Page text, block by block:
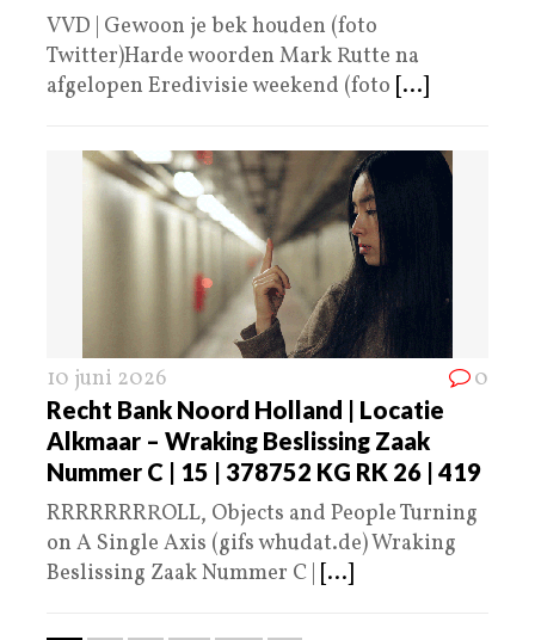
VVD | Gewoon je bek houden (foto
Twitter)Harde woorden Mark Rutte na
afgelopen Eredivisie weekend (foto [...]
10 juni 2026 0
Recht Bank Noord Holland | Locatie
Alkmaar – Wraking Beslissing Zaak
Nummer C | 15 | 378752 KG RK 26 | 419
RRRRRRRROLL, Objects and People Turning
on A Single Axis (gifs whudat.de) Wraking
Beslissing Zaak Nummer C | [...]